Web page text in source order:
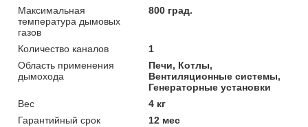
Максимальная
температура дымовых
газов
800 град.
Количество каналов
1
Область применения
дымохода
Печи, Котлы,
Вентиляционные системы,
Генераторные установки
Вес
4 кг
Гарантийный срок
12 мес